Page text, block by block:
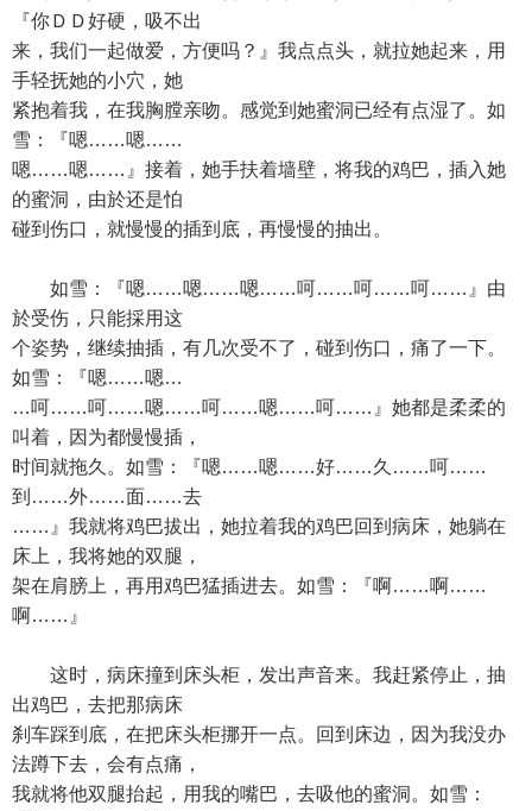
『你ＤＤ好硬，吸不出
来，我们一起做爱，方便吗？』我点点头，就拉她起来，用
手轻抚她的小穴，她
紧抱着我，在我胸膛亲吻。感觉到她蜜洞已经有点湿了。如
雪：『嗯……嗯……
嗯……嗯……』接着，她手扶着墙壁，将我的鸡巴，插入她
的蜜洞，由於还是怕
碰到伤口，就慢慢的插到底，再慢慢的抽出。
如雪：『嗯……嗯……嗯……呵……呵……呵……』由
於受伤，只能採用这
个姿势，继续抽插，有几次受不了，碰到伤口，痛了一下。
如雪：『嗯……嗯…
…呵……呵……嗯……呵……嗯……呵……』她都是柔柔的
叫着，因为都慢慢插，
时间就拖久。如雪：『嗯……嗯……好……久……呵……
到……外……面……去
……』我就将鸡巴拔出，她拉着我的鸡巴回到病床，她躺在
床上，我将她的双腿，
架在肩膀上，再用鸡巴猛插进去。如雪：『啊……啊……
啊……』
这时，病床撞到床头柜，发出声音来。我赶紧停止，抽
出鸡巴，去把那病床
刹车踩到底，在把床头柜挪开一点。回到床边，因为我没办
法蹲下去，会有点痛，
我就将他双腿抬起，用我的嘴巴，去吸他的蜜洞。如雪：